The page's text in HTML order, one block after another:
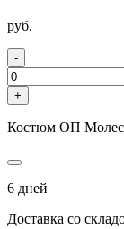
руб.
-
+
Костюм ОП
6 дней
Доставка со